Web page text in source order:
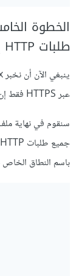
الخطوة
طلبات HTTP إلى HTTPS
عبر HTTPS فقط إن استلم طلب HTTP عوضًا عن ذلك.
باسم النطاق الخاص